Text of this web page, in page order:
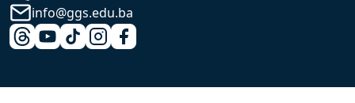
info@ggs.edu.ba